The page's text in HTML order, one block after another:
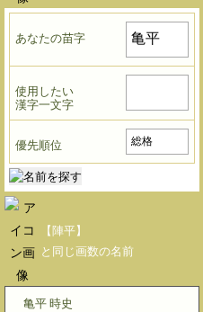
あなたの苗字
使用したい
漢字一文字
優先順位
【陣平】
と同じ画数の名前
亀平 時史